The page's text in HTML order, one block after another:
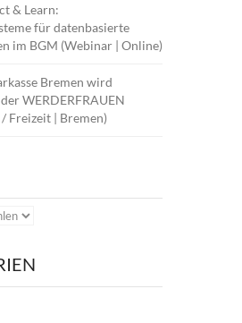
& Learn:
für datenbasierte
im BGM (Webinar | Online)
Bremen wird
WERDERFRAUEN
Freizeit | Bremen)